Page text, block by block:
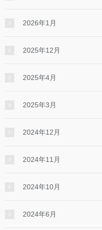
2026年1月
2025年12月
2025年4月
2025年3月
2024年12月
2024年11月
2024年10月
2024年6月